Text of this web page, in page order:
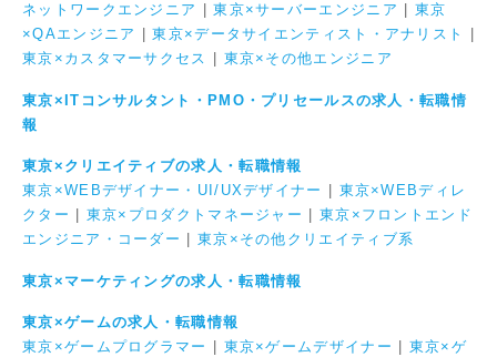
ネットワークエンジニア
|東京×サーバーエンジニア
東京
×QAエンジニア
|東京×データサイエンティスト・アナリスト
東京×カスタマーサクセス
東京×その他エンジニア
東京×ITコンサルタント・PMO・プリセールスの求人・転職情
報
東京×クリエイティブの求人・転職情報
東京×WEBデザイナー・UI/UXデザイナー
東京×WEBディレ
クター
東京×プロダクトマネージャー
東京×フロントエンド
エンジニア・コーダー
東京×その他クリエイティブ系
東京×マーケティングの求人・転職情報
東京×ゲームの求人・転職情報
東京×ゲームプログラマー
東京×ゲームデザイナー
東京×ゲ